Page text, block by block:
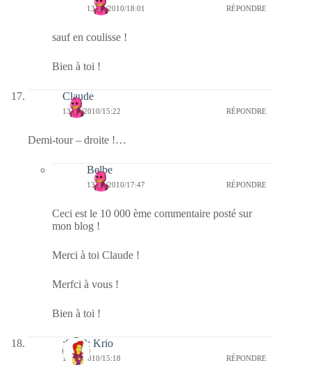
13/11/2010/18:01 RÉPONDRE
sauf en coulisse !
Bien à toi !
Claude
13/11/2010/15:22 RÉPONDRE
Demi-tour – droite !…
Belbe
13/11/2010/17:47 RÉPONDRE
Ceci est le 10 000 ème commentaire posté sur
mon blog !
Merci à toi Claude !
Merfci à vous !
Bien à toi !
:0010: Krio
13/11/2010/15:18 RÉPONDRE